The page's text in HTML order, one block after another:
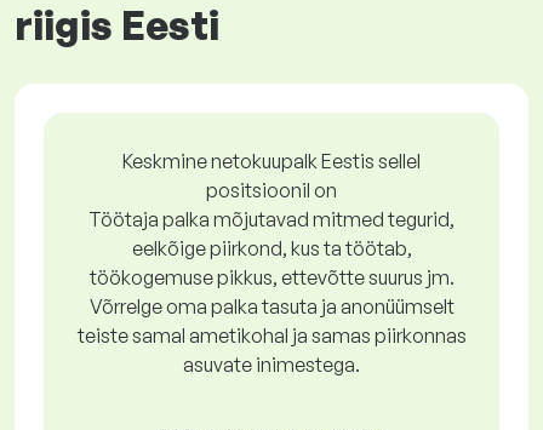
riigis Eesti
Keskmine netokuupalk Eestis sellel
positsioonil on
Töötaja palka mõjutavad mitmed tegurid,
eelkõige piirkond, kus ta töötab,
töökogemuse pikkus, ettevõtte suurus jm.
Võrrelge oma palka tasuta ja anonüümselt
teiste samal ametikohal ja samas piirkonnas
asuvate inimestega.